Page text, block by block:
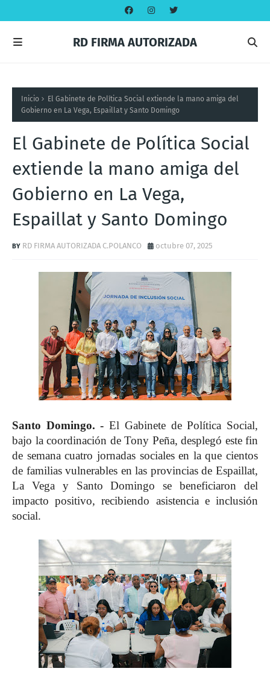
RD FIRMA AUTORIZADA
Inicio
El Gabinete de Política Social extiende la mano amiga del
Gobierno en La Vega, Espaillat y Santo Domingo
El Gabinete de Política Social
extiende la mano amiga del
Gobierno en La Vega,
Espaillat y Santo Domingo
RD FIRMA AUTORIZADA C.POLANCO octubre 07, 2025
Santo Domingo. - El Gabinete de Política Social,
bajo la coordinación de Tony Peña, desplegó este fin
de semana cuatro jornadas sociales en la que cientos
de familias vulnerables en las provincias de Espaillat,
La Vega y Santo Domingo se beneficiaron del
impacto positivo, recibiendo asistencia e inclusión
social.